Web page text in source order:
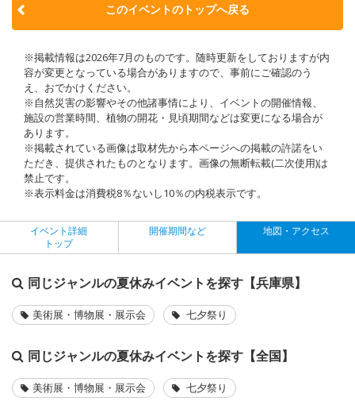
このイベントのトップへ戻る
※掲載情報は2026年7月のものです。随時更新をしておりますが内
容が変更となっている場合がありますので、事前にご確認のう
え、おでかけください。
※自然災害の影響やその他諸事情により、イベントの開催情報、
施設の営業時間、植物の開花・見頃期間などは変更になる場合が
あります。
※掲載されている画像は取材先から本ページへの掲載の許諾をい
ただき、提供されたものとなります。画像の無断転載(二次使用)は
禁止です。
※表示料金は消費税8％ないし10％の内税表示です。
イベント詳細
トップ
開催期間など 地図・アクセス
同じジャンルの夏休みイベントを探す【兵庫県】
美術展・博物展・展示会 七夕祭り
同じジャンルの夏休みイベントを探す【全国】
美術展・博物展・展示会 七夕祭り